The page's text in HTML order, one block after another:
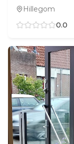
Hillegom
0.0